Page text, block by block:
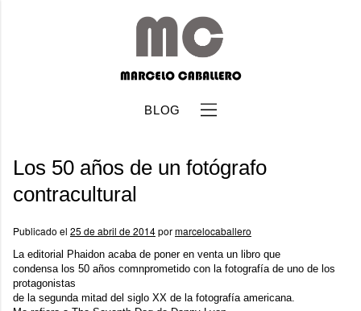
BLOG
Los 50 años de un fotógrafo
contracultural
Publicado el 25 de abril de 2014pormarcelocaballero
La editorial Phaidon acaba de poner en venta un libro que
condensa los 50 años comnprometido con la fotografía de uno de los
protagonistas
de la segunda mitad del siglo XX de la fotografía americana.